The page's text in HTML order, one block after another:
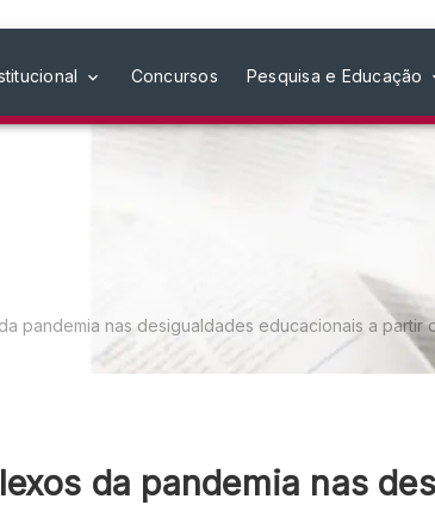
Concursos Pesquisa e Educação
pandemia nas desigualdades educacionais a partir
da pandemia nas